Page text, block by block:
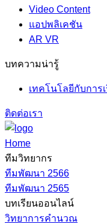
Video Content
แอปพลิเคชัน
AR VR
บทความน่ารู้
เทคโนโลยีกับการ
ติดต่อเรา
Home
ทีมวิทยากร
ทีมพัฒนา 2566
ทีมพัฒนา 2565
บทเรียนออนไลน์
วิทยาการคำนวณ